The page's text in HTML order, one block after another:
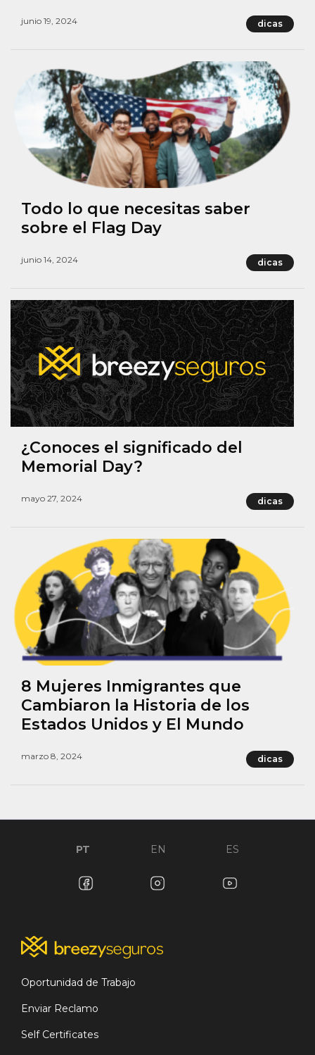
junio 19, 2024 dicas
Todo lo que necesitas saber
sobre el Flag Day
junio 14, 2024 dicas
¿Conoces el significado del
Memorial Day?
mayo 27, 2024 dicas
8 Mujeres Inmigrantes que
Cambiaron la Historia de los
Estados Unidos y El Mundo
marzo 8, 2024 dicas
PT EN ES
Oportunidad de Trabajo
Enviar Reclamo
Self Certificates